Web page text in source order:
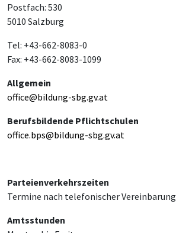
Postfach: 530
5010 Salzburg
Tel: +43-662-8083-0
Fax: +43-662-8083-1099
Allgemein
office@bildung-sbg.gv.at
Berufsbildende Pflichtschulen
office.bps@bildung-sbg.gv.at
Parteienverkehrszeiten
Termine nach telefonischer Vereinbarung
Amtsstunden